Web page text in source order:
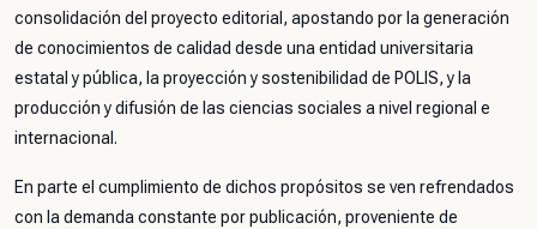
consolidación del proyecto editorial, apostando por la generación
de conocimientos de calidad desde una entidad universitaria
estatal y pública, la proyección y sostenibilidad de POLIS, y la
producción y difusión de las ciencias sociales a nivel regional e
internacional.
En parte el cumplimiento de dichos propósitos se ven refrendados
con la demanda constante por publicación, proveniente de